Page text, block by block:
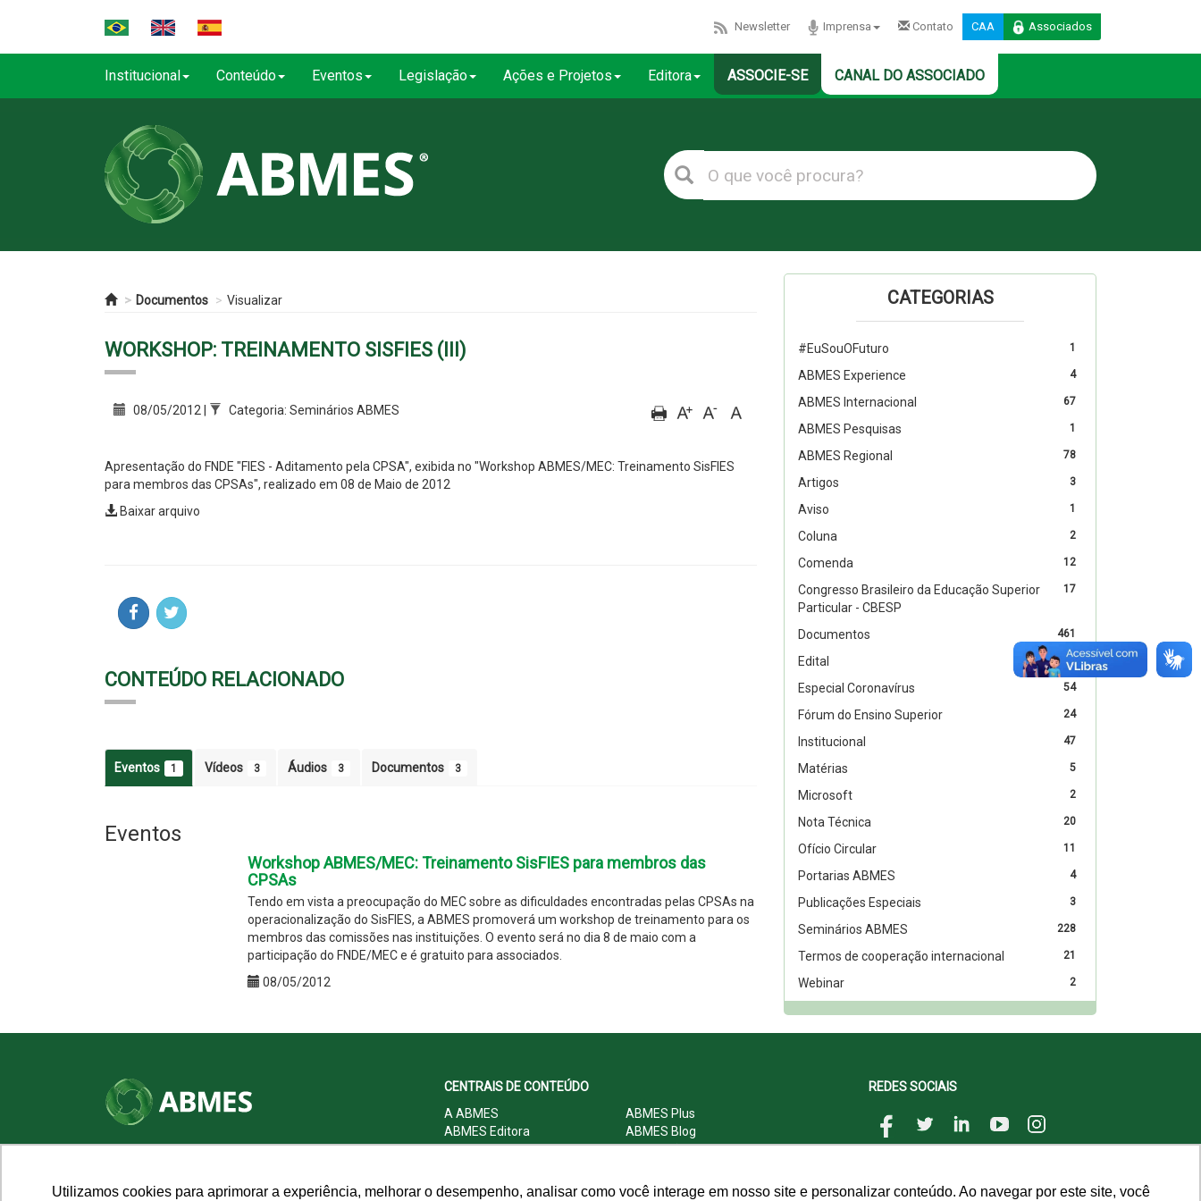
Utilizamos cookies para aprimorar a experiência, melhorar o desempenho, analisar como você interage em nosso site e personalizar conteúdo. Ao navegar por este site, você
Newsletter Imprensa Contato CAA Associados
Institucional Conteúdo Eventos Legislação Ações e Projetos Editora ASSOCIE-SE CANAL DO ASSOCIADO
Documentos Visualizar
WORKSHOP: TREINAMENTO SISFIES (III)
08/05/2012 | Categoria: Seminários ABMES
Apresentação do FNDE "FIES - Aditamento pela CPSA", exibida no "Workshop ABMES/MEC: Treinamento SisFIES
para membros das CPSAs", realizado em 08 de Maio de 2012
Baixar arquivo
CONTEÚDO RELACIONADO
Eventos 1 Vídeos 3 Áudios 3 Documentos 3
Eventos
Workshop ABMES/MEC: Treinamento SisFIES para membros das
CPSAs
Tendo em vista a preocupação do MEC sobre as dificuldades encontradas pelas CPSAs na
operacionalização do SisFIES, a ABMES promoverá um workshop de treinamento para os
membros das comissões nas instituições. O evento será no dia 8 de maio com a
participação do FNDE/MEC e é gratuito para associados.
08/05/2012
CATEGORIAS
1
#EuSouOFuturo
4
ABMES Experience
67
ABMES Internacional
1
ABMES Pesquisas
78
ABMES Regional
3
Artigos
1
Aviso
2
Coluna
12
Comenda
17
Congresso Brasileiro da Educação Superior
Particular - CBESP
461
Documentos
4
Edital
54
Especial Coronavírus
24
Fórum do Ensino Superior
47
Institucional
5
Matérias
2
Microsoft
20
Nota Técnica
11
Ofício Circular
4
Portarias ABMES
3
Publicações Especiais
228
Seminários ABMES
21
Termos de cooperação internacional
2
Webinar
CEP: 70.701-060 - Asa Norte, Brasília/DF
CENTRAIS DE CONTEÚDO
A ABMES
ABMES Plus
ABMES Editora
ABMES Blog
ABMES LInC
Legislação
Central do Associado ABMES
Contato
REDES SOCIAIS